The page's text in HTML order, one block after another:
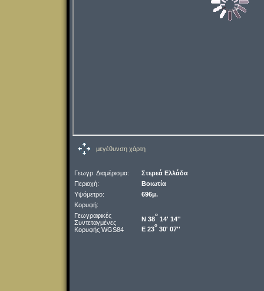
μεγέθυνση χάρτη
Γεωγρ. Διαμέρισμα:
Στερεά Ελλάδα
Περιοχή:
Βοιωτία
Υψόμετρο:
696μ.
Κορυφή:
Γεωγραφικές
Συντεταγμένες
Κορυφής WGS84
Ν 38
o
14' 14''
Ε 23
o
30' 07''